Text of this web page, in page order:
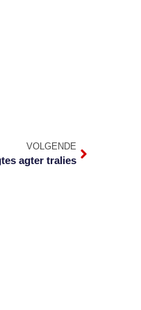
VOLGENDE
agter tralies